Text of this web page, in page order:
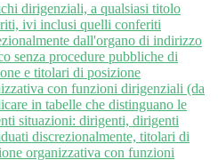
dirigenziali, a qualsiasi titolo
ivi inclusi quelli conferiti
dall'organo di indirizzo
senza procedure pubbliche di
e titolari di posizione
con funzioni dirigenziali (da
in tabelle che distinguano le
situazioni: dirigenti, dirigenti
discrezionalmente, titolari di
organizzativa con funzioni